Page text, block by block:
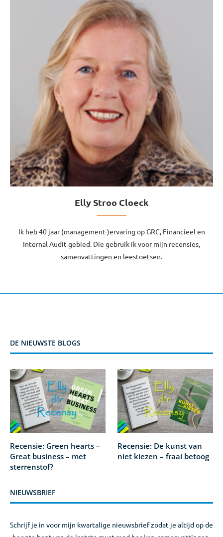
Elly Stroo Cloeck
Ik heb 40 jaar (management-)ervaring op GRC, Financieel en
Internal Audit gebied. Die gebruik ik voor mijn recensies,
samenvattingen en leestoetsen.
DE NIEUWSTE BLOGS
Recensie: Green hearts –
Great business – met
sterrenstof?
Recensie: De kunst van
niet kiezen – fraai betoog
NIEUWSBRIEF
Schrijf je in voor mijn kwartalige nieuwsbrief zodat je altijd op de